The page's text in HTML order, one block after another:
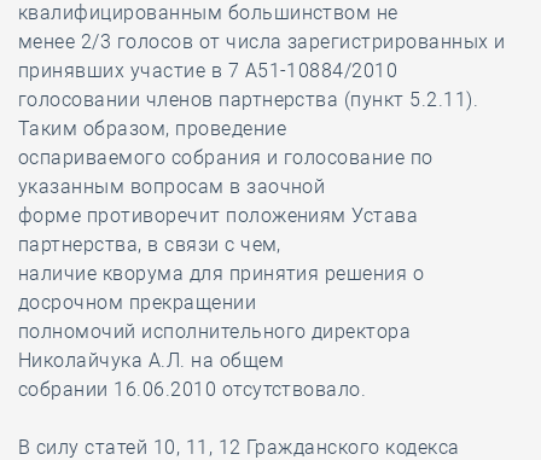
квалифицированным большинством не
менее 2/3 голосов от числа зарегистрированных и
принявших участие в 7 А51-10884/2010
голосовании членов партнерства (пункт 5.2.11).
Таким образом, проведение
оспариваемого собрания и голосование по
указанным вопросам в заочной
форме противоречит положениям Устава
партнерства, в связи с чем,
наличие кворума для принятия решения о
досрочном прекращении
полномочий исполнительного директора
Николайчука А.Л. на общем
собрании 16.06.2010 отсутствовало.
В силу статей 10, 11, 12 Гражданского кодекса